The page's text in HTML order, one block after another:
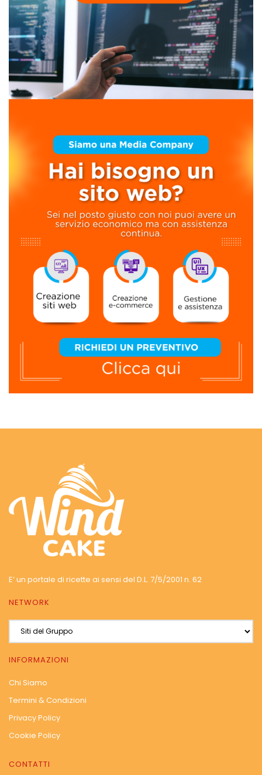
E’ un portale di ricette ai sensi del D.L. 7/5/2001 n. 62
NETWORK
INFORMAZIONI
Chi Siamo
Termini & Condizioni
Privacy Policy
Cookie Policy
CONTATTI